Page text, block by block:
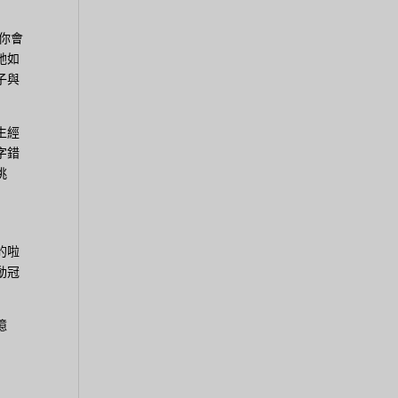
會
如
與
經
錯
啦
冠